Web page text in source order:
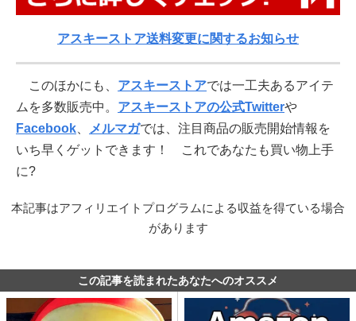
アスキーストア送料変更に関するお知らせ
このほかにも、 アスキーストアでは一工夫あるアイテ
ムを多数販売中。 アスキーストアの公式Twitterや
Facebook
メルマガでは、注目商品の販売開始情報を
いち早くゲットできます！ これであなたも買い物上手
に?
本記事はアフィリエイトプログラムによる収益を得ている場合
があります
この記事を読まれたあなたへのオススメ